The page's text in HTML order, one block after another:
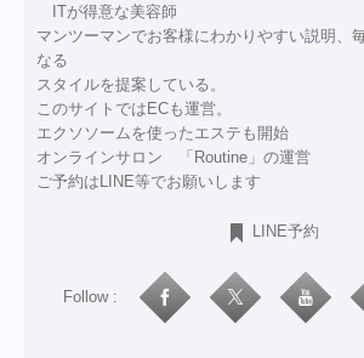
ITが得意な美容師
マンツーマンでお客様にわかりやすい説明、
なる
スタイルを提案している。
このサイトではECも運営。
エクソソームを使ったエステも開始
オンラインサロン 「Routine」の運営
ご予約はLINE等でお願いします
LINE予約
Follow :